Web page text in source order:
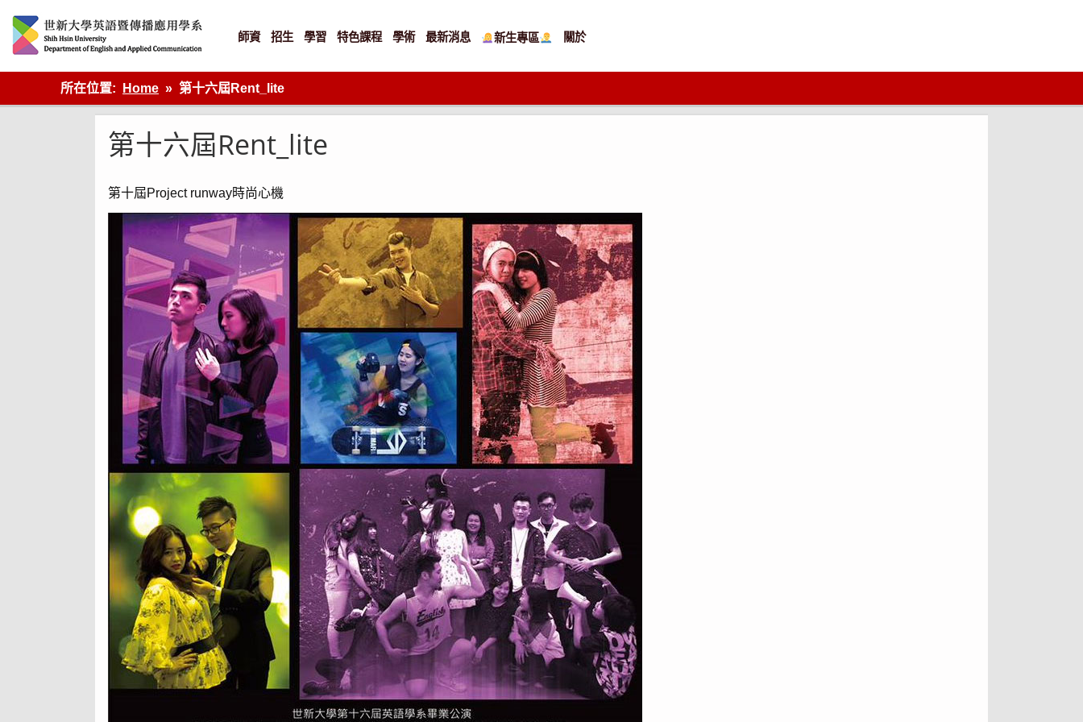
content
英語傳播
師資 招生 學習 特色課程 學術 最新消息 新生專區 關於
所在位置: Home 第十六屆Rent_lite
第十六屆Rent_lite
第十屆Project runway時尚心機